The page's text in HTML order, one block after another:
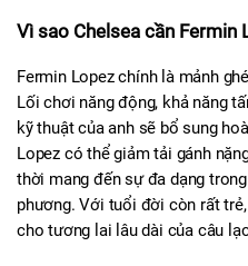
Vì sao Chelsea cần Fermin
Fermin Lopez chính là mảnh
Lối chơi năng động, khả năng
kỹ thuật của anh sẽ bổ sung
Lopez có thể giảm tải gánh
thời mang đến sự đa dạng
phương. Với tuổi đời còn rất
cho tương lai lâu dài của câu